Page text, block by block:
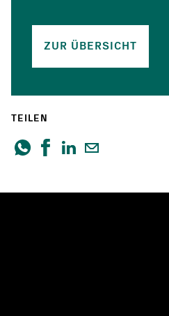
ZUR ÜBERSICHT
TEILEN